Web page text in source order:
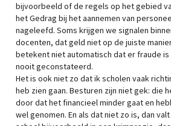
bijvoorbeeld of de regels op het gebied
het Gedrag bij het aannemen van
nageleefd. Soms krijgen we signalen
docenten, dat geld niet op de juiste
betekent niet automatisch dat er fraude is
nooit geconstateerd.
Het is ook niet zo dat ik scholen vaak
heb zien gaan. Besturen zijn niet gek: die
door dat het financieel minder gaat en
wel genomen. En als dat niet zo is, dan